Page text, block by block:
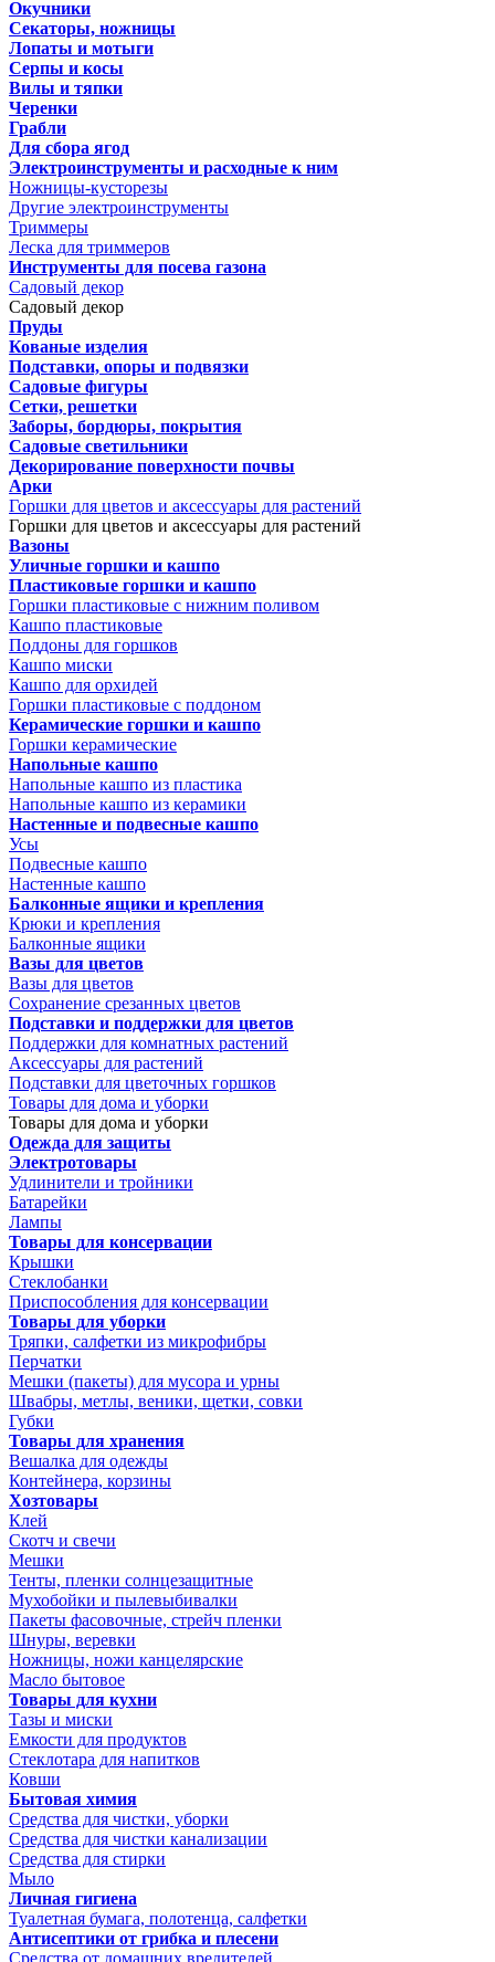
Окучники
Секаторы, ножницы
Лопаты и мотыги
Серпы и косы
Вилы и тяпки
Черенки
Грабли
Для сбора ягод
Электроинструменты и расходные к ним
Ножницы-кусторезы
Другие электроинструменты
Триммеры
Леска для триммеров
Инструменты для посева газона
Садовый декор
Садовый декор
Пруды
Кованые изделия
Подставки, опоры и подвязки
Садовые фигуры
Сетки, решетки
Заборы, бордюры, покрытия
Садовые светильники
Декорирование поверхности почвы
Арки
Горшки для цветов и аксессуары для растений
Горшки для цветов и аксессуары для растений
Вазоны
Уличные горшки и кашпо
Пластиковые горшки и кашпо
Горшки пластиковые с нижним поливом
Кашпо пластиковые
Поддоны для горшков
Кашпо миски
Кашпо для орхидей
Горшки пластиковые с поддоном
Керамические горшки и кашпо
Горшки керамические
Напольные кашпо
Напольные кашпо из пластика
Напольные кашпо из керамики
Настенные и подвесные кашпо
Усы
Подвесные кашпо
Настенные кашпо
Балконные ящики и крепления
Крюки и крепления
Балконные ящики
Вазы для цветов
Вазы для цветов
Сохранение срезанных цветов
Подставки и поддержки для цветов
Поддержки для комнатных растений
Аксессуары для растений
Подставки для цветочных горшков
Товары для дома и уборки
Товары для дома и уборки
Одежда для защиты
Электротовары
Удлинители и тройники
Батарейки
Лампы
Товары для консервации
Крышки
Стеклобанки
Приспособления для консервации
Товары для уборки
Тряпки, салфетки из микрофибры
Перчатки
Мешки (пакеты) для мусора и урны
Швабры, метлы, веники, щетки, совки
Губки
Товары для хранения
Вешалка для одежды
Контейнера, корзины
Хозтовары
Клей
Скотч и свечи
Мешки
Тенты, пленки солнцезащитные
Мухобойки и пылевыбивалки
Пакеты фасовочные, стрейч пленки
Шнуры, веревки
Ножницы, ножи канцелярские
Масло бытовое
Товары для кухни
Тазы и миски
Емкости для продуктов
Стеклотара для напитков
Ковши
Бытовая химия
Средства для чистки, уборки
Средства для чистки канализации
Средства для стирки
Мыло
Личная гигиена
Туалетная бумага, полотенца, салфетки
Антисептики от грибка и плесени
Средства от домашних вредителей